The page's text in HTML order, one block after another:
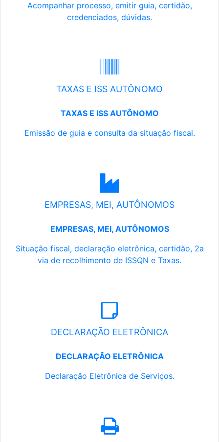
Acompanhar processo, emitir guia, certidão,
credenciados, dúvidas.
TAXAS E ISS AUTÔNOMO
TAXAS E ISS AUTÔNOMO
Emissão de guia e consulta da situação fiscal.
EMPRESAS, MEI, AUTÔNOMOS
EMPRESAS, MEI, AUTÔNOMOS
Situação fiscal, declaração eletrônica, certidão, 2a
via de recolhimento de ISSQN e Taxas.
DECLARAÇÃO ELETRÔNICA
DECLARAÇÃO ELETRÔNICA
Declaração Eletrônica de Serviços.